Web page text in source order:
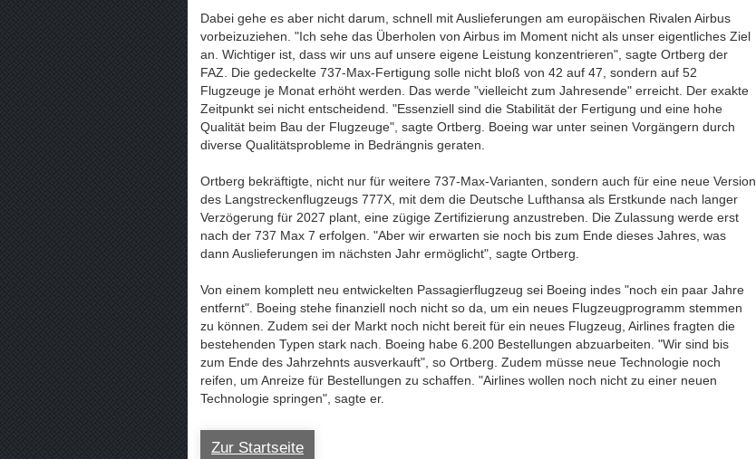
Dabei gehe es aber nicht darum, schnell mit Auslieferungen am europäischen Rivalen Airbus
vorbeizuziehen. "Ich sehe das Überholen von Airbus im Moment nicht als unser eigentliches Ziel
an. Wichtiger ist, dass wir uns auf unsere eigene Leistung konzentrieren", sagte Ortberg der
FAZ. Die gedeckelte 737-Max-Fertigung solle nicht bloß von 42 auf 47, sondern auf 52
Flugzeuge je Monat erhöht werden. Das werde "vielleicht zum Jahresende" erreicht. Der exakte
Zeitpunkt sei nicht entscheidend. "Essenziell sind die Stabilität der Fertigung und eine hohe
Qualität beim Bau der Flugzeuge", sagte Ortberg. Boeing war unter seinen Vorgängern durch
diverse Qualitätsprobleme in Bedrängnis geraten.
Ortberg bekräftigte, nicht nur für weitere 737-Max-Varianten, sondern auch für eine neue Version
des Langstreckenflugzeugs 777X, mit dem die Deutsche Lufthansa als Erstkunde nach langer
Verzögerung für 2027 plant, eine zügige Zertifizierung anzustreben. Die Zulassung werde erst
nach der 737 Max 7 erfolgen. "Aber wir erwarten sie noch bis zum Ende dieses Jahres, was
dann Auslieferungen im nächsten Jahr ermöglicht", sagte Ortberg.
Von einem komplett neu entwickelten Passagierflugzeug sei Boeing indes "noch ein paar Jahre
entfernt". Boeing stehe finanziell noch nicht so da, um ein neues Flugzeugprogramm stemmen
zu können. Zudem sei der Markt noch nicht bereit für ein neues Flugzeug, Airlines fragten die
bestehenden Typen stark nach. Boeing habe 6.200 Bestellungen abzuarbeiten. "Wir sind bis
zum Ende des Jahrzehnts ausverkauft", so Ortberg. Zudem müsse neue Technologie noch
reifen, um Anreize für Bestellungen zu schaffen. "Airlines wollen noch nicht zu einer neuen
Technologie springen", sagte er.
Zur Startseite